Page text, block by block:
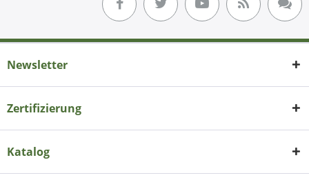
Newsletter
Zertifizierung
Katalog